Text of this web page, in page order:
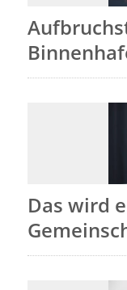
Das wird